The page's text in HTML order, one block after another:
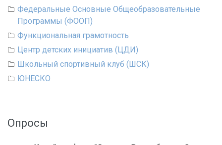
Федеральные Основные Общеобразовательные
Программы (ФООП)
Функциональная грамотность
Центр детских инициатив (ЦДИ)
Школьный спортивный клуб (ШСК)
ЮНЕСКО
Опросы